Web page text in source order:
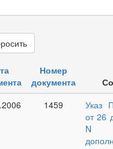
Номер
документа
1459
Указ
от 26
N